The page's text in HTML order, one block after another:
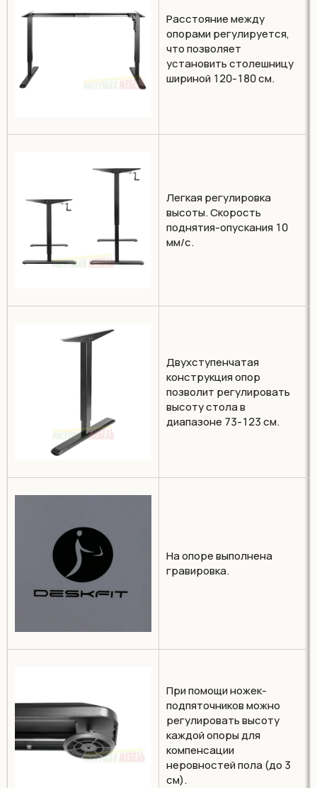
Расстояние между
опорами регулируется,
что позволяет
установить столешницу
шириной 120-180 см.
Легкая регулировка
высоты. Скорость
поднятия-опускания 10
мм/с.
Двухступенчатая
конструкция опор
позволит регулировать
высоту стола в
диапазоне 73-123 см.
На опоре выполнена
гравировка.
При помощи ножек-
подпяточников можно
регулировать высоту
каждой опоры для
компенсации
неровностей пола (до 3
см).